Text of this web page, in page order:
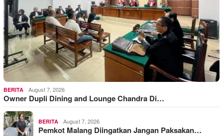
BERITA August 7, 2026
Owner Dupli Dining and Lounge Chandra Di…
BERITA August 7, 2026
Pemkot Malang Diingatkan Jangan Paksakan…